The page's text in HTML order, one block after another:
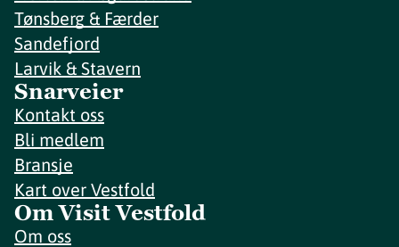
Tønsberg & Færder
Sandefjord
Larvik & Stavern
Snarveier
Kontakt oss
Bli medlem
Bransje
Kart over Vestfold
Om Visit Vestfold
Om oss